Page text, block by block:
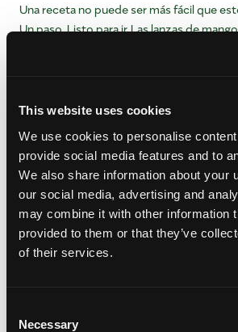
This website uses cookies
We use cookies to personalise
provide social media features and to
We also share information about your
our social media, advertising and
may combine it with other information
provided to them or that they’ve
of their services.
Selection
Necessary
Una receta no puede ser más fácil que
Un paso. Listo para ir. Las lanzas de
un mango sea una experiencia menos
que la superfruta sea fácilmente portátil.
lanzas. A partir de ahí, marca esas
Tarta en un tarro